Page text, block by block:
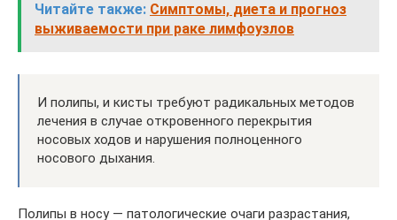
Читайте также: Симптомы, диета и прогноз
выживаемости при раке лимфоузлов
И полипы, и кисты требуют радикальных методов
лечения в случае откровенного перекрытия
носовых ходов и нарушения полноценного
носового дыхания.
Полипы в носу — патологические очаги разрастания,